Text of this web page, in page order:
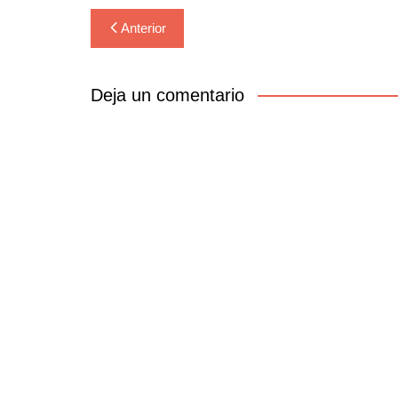
Navegación
de
entradas
Anterior
Deja un comentario